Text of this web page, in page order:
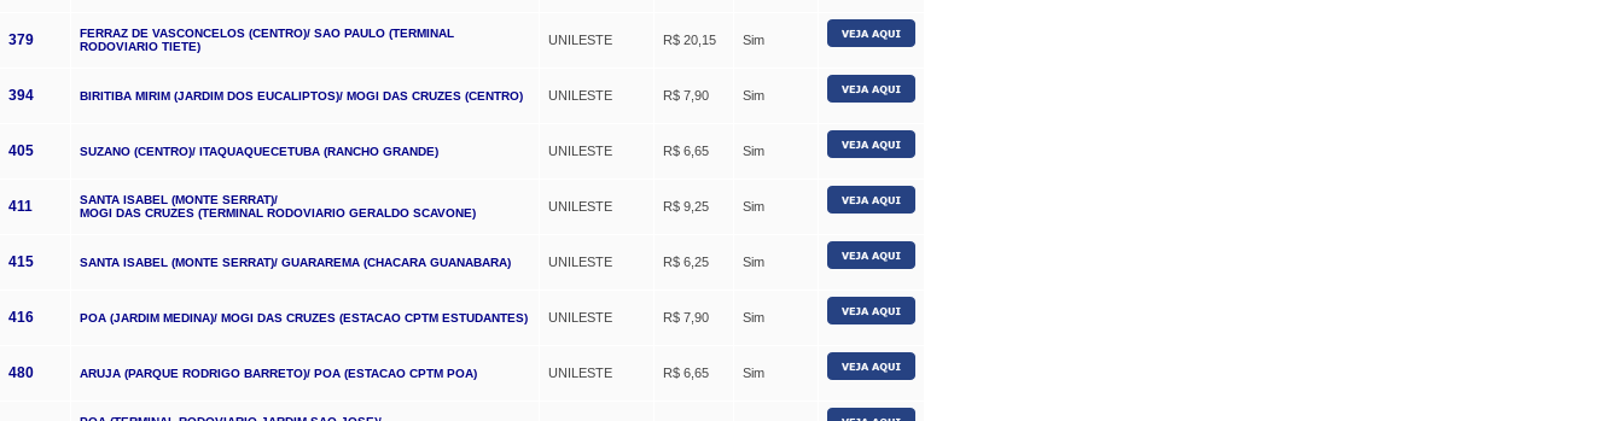
379
FERRAZ DE VASCONCELOS (CENTRO)/ SAO PAULO (TERMINAL
RODOVIARIO TIETE)
UNILESTE R$ 20,15 Sim
394 BIRITIBA MIRIM (JARDIM DOS EUCALIPTOS)/ MOGI DAS CRUZES (CENTRO) UNILESTE R$ 7,90 Sim
405 SUZANO (CENTRO)/ ITAQUAQUECETUBA (RANCHO GRANDE) UNILESTE R$ 6,65 Sim
411
SANTA ISABEL (MONTE SERRAT)/
MOGI DAS CRUZES (TERMINAL RODOVIARIO GERALDO SCAVONE)
UNILESTE R$ 9,25 Sim
415 SANTA ISABEL (MONTE SERRAT)/ GUARAREMA (CHACARA GUANABARA) UNILESTE R$ 6,25 Sim
416 POA (JARDIM MEDINA)/ MOGI DAS CRUZES (ESTACAO CPTM ESTUDANTES) UNILESTE R$ 7,90 Sim
480 ARUJA (PARQUE RODRIGO BARRETO)/ POA (ESTACAO CPTM POA) UNILESTE R$ 6,65 Sim